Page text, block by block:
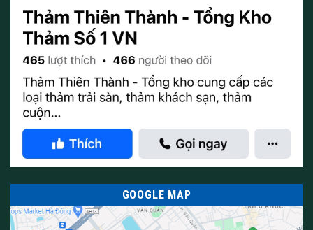
GOOGLE MAP